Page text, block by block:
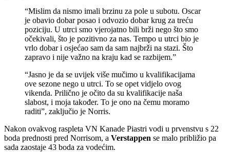
“Mislim da nismo imali brzinu za pole u subotu. Oscar
je obavio dobar posao i odvozio dobar krug za treću
poziciju. U utrci smo vjerojatno bili brži nego što smo
očekivali, što je pozitivno za nas. Tempo u utrci bio je
vrlo dobar i osjećao sam da sam najbrži na stazi. Što
zapravo i nije važno na kraju kad se razbijem.”
“Jasno je da se uvijek više mučimo u kvalifikacijama
ove sezone nego u utrci. To se opet vidjelo ovog
vikenda. Prilično je očito da su kvalifikacije naša
slabost, i moja također. To je ono na čemu moramo
raditi”, zaključio je Norris.
Nakon ovakvog raspleta VN Kanade Piastri vodi u prvenstvu s 22
boda prednosti pred Norrisom, a Verstappen se malo približio pa
sada zaostaje 43 boda za vodećim.